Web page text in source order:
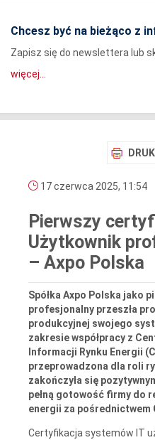
Chcesz być na bieżąco z
Zapisz się do newslettera lub
więcej...
17 czerwca 2025, 11:54
Pierwszy
Użytkownik
– Axpo Polska
Spółka Axpo Polska jako
profesjonalny przeszła
produkcyjnej swojego
zakresie współpracy z
Informacji Rynku Energii
przeprowadzona dla roli
zakończyła się
pełną gotowość firmy do
energii za pośrednictwem
Certyfikacja systemów IT